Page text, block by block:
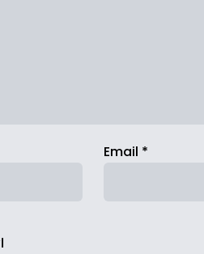
Email *